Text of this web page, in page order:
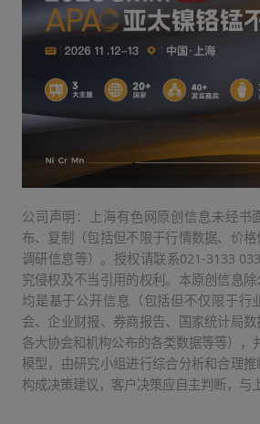
公司声明：上海有色网原创信息未经书
布、复制（包括但不限于行情数据、价格
调研信息等）。授权请联系021-3133
究侵权及不当引用的权利。本原创信息
均是基于公开信息（包括但不仅限于行
会、企业财报、券商报告、国家统计局数
各大协会和机构公布的各类数据等等），
模型，由研究小组进行综合分析和合理
构成决策建议，客户决策应自主判断，与